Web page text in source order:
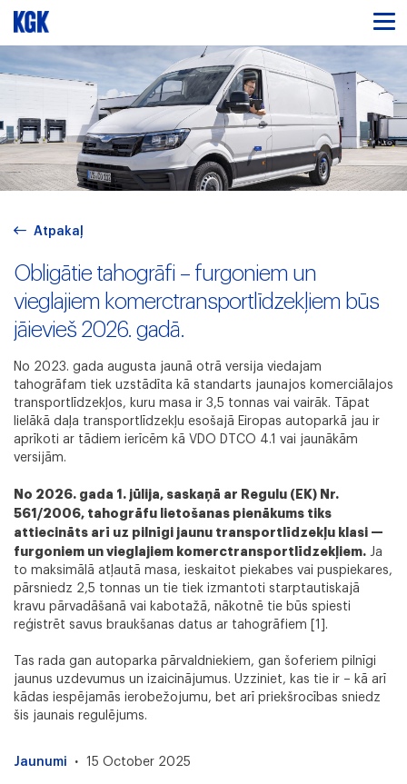
Atpakaļ
Obligātie tahogrāfi – furgoniem un
vieglajiem komerctransportlīdzekļiem būs
jāievieš 2026. gadā.
No 2023. gada augusta jaunā otrā versija viedajam
tahogrāfam tiek uzstādīta kā standarts jaunajos komerciālajos
transportlīdzekļos, kuru masa ir 3,5 tonnas vai vairāk. Tāpat
lielākā daļa transportlīdzekļu esošajā Eiropas autoparkā jau ir
aprīkoti ar tādiem ierīcēm kā VDO DTCO 4.1 vai jaunākām
versijām.
No 2026. gada 1. jūlija, saskaņā ar Regulu (EK) Nr.
561/2006, tahogrāfu lietošanas pienākums tiks
attiecināts arī uz pilnīgi jaunu transportlīdzekļu klasi —
furgoniem un vieglajiem komerctransportlīdzekļiem. Ja
to maksimālā atļautā masa, ieskaitot piekabes vai puspiekares,
pārsniedz 2,5 tonnas un tie tiek izmantoti starptautiskajā
kravu pārvadāšanā vai kabotažā, nākotnē tie būs spiesti
reģistrēt savus braukšanas datus ar tahogrāfiem [1].
Tas rada gan autoparka pārvaldniekiem, gan šoferiem pilnīgi
jaunus uzdevumus un izaicinājumus. Uzziniet, kas tie ir – kā arī
kādas iespējamās ierobežojumu, bet arī priekšrocības sniedz
šis jaunais regulējums.
Jaunumi · 15 October 2025